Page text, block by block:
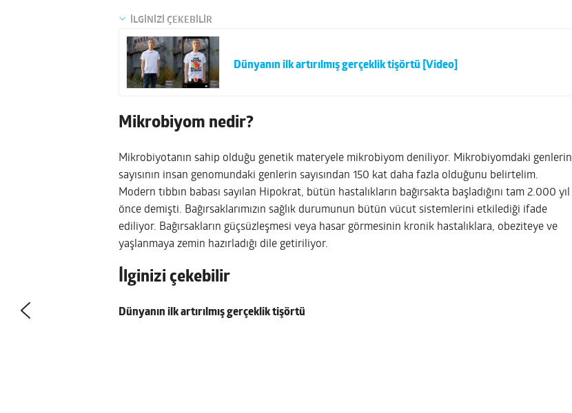
İLGİNİZİ ÇEKEBİLİR
Dünyanın ilk artırılmış gerçeklik tişörtü [Video]
Mikrobiyom nedir?
Mikrobiyotanın sahip olduğu genetik materyele mikrobiyom deniliyor. Mikrobiyomdaki genlerin
sayısının insan genomundaki genlerin sayısından 150 kat daha fazla olduğunu belirtelim.
Modern tıbbın babası sayılan Hipokrat, bütün hastalıkların bağırsakta başladığını tam 2.000 yıl
önce demişti. Bağırsaklarımızın sağlık durumunun bütün vücut sistemlerini etkilediği ifade
ediliyor. Bağırsakların güçsüzleşmesi veya hasar görmesinin kronik hastalıklara, obeziteye ve
yaşlanmaya zemin hazırladığı dile getiriliyor.
İlginizi çekebilir
Dünyanın ilk artırılmış gerçeklik tişörtü